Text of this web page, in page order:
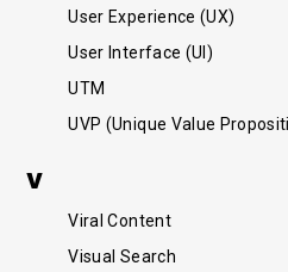
User Experience (UX)
User Interface (UI)
UTM
UVP (Unique Value
V
Viral Content
Visual Search